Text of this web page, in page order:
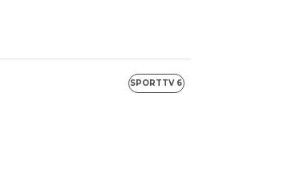
SPORTTV 6